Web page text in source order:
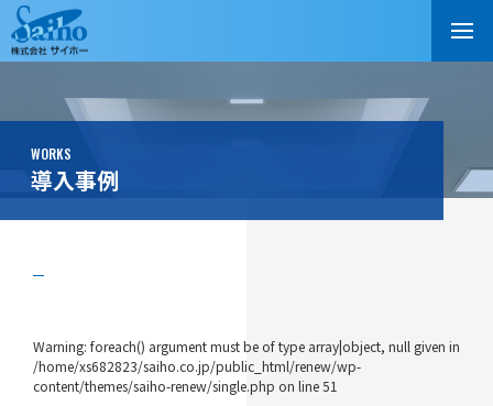
WORKS
導入事例
Warning: foreach() argument must be of type array|object, null given in
/home/xs682823/saiho.co.jp/public_html/renew/wp-
content/themes/saiho-renew/single.php on line51